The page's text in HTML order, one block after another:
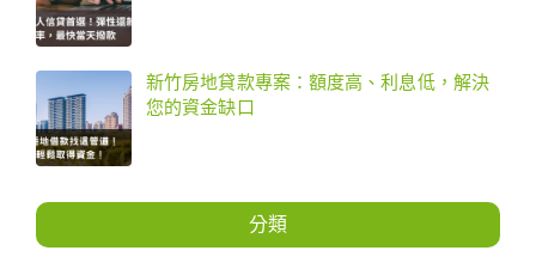
新竹房地貸款專案：額度高、利息低，解決
您的資金缺口
分類